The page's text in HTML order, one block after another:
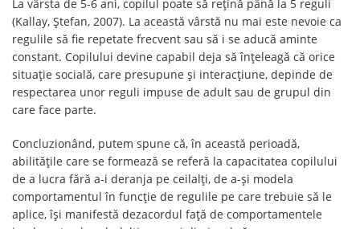
La vârsta de 5-6 ani, copilul poate să rețină până la 5 reguli
(Kallay, Ștefan, 2007). La această vârstă nu mai este nevoie ca
regulile să fie repetate frecvent sau să i se aducă aminte
constant. Copilului devine capabil deja să înțeleagă că orice
situație socială, care presupune și interacțiune, depinde de
respectarea unor reguli impuse de adult sau de grupul din
care face parte.
Concluzionând, putem spune că, în această perioadă,
abilitățile care se formează se referă la capacitatea copilului
de a lucra fără a-i deranja pe ceilalți, de a-și modela
comportamentul în funcție de regulile pe care trebuie să le
aplice, își manifestă dezacordul față de comportamentele